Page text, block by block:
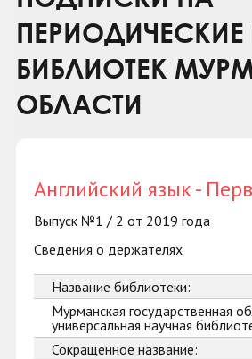
БИБЛИОТЕК
ОБЛАСТИ
Английский язык -
Выпуск №1 / 2 от 2019 года
Сведения о держателях
Название библиотеки:
Мурманская государственная
универсальная научная
Сокращенное название: